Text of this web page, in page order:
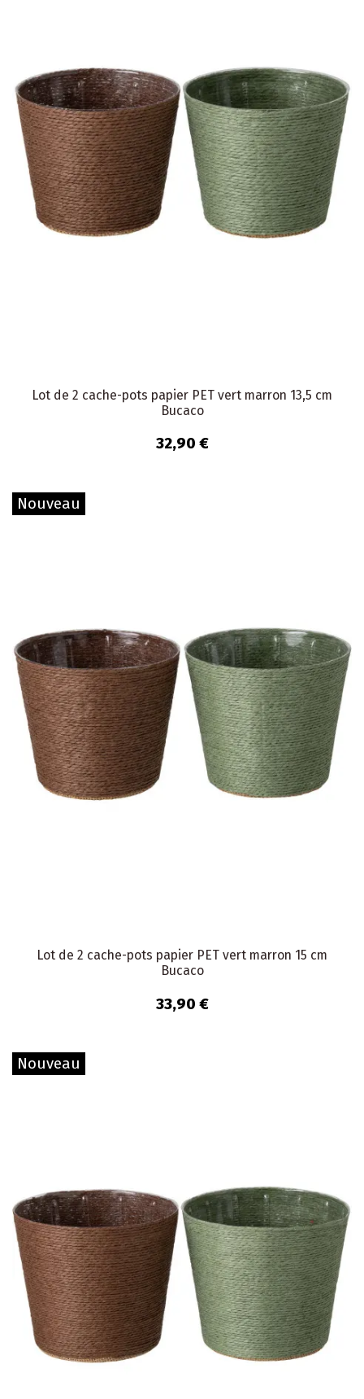
Lot de 2 cache-pots papier PET vert marron 13,5 cm
Bucaco
32,90 €
Nouveau
Lot de 2 cache-pots papier PET vert marron 15 cm
Bucaco
33,90 €
Nouveau